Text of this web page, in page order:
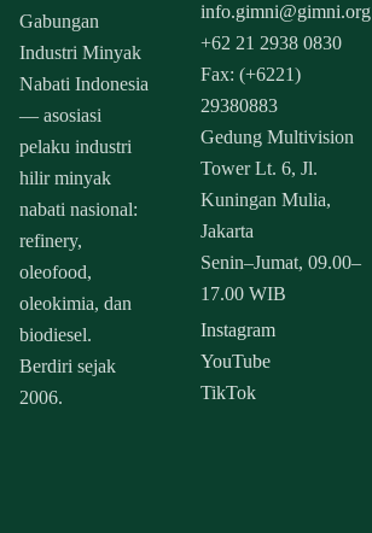
Gabungan
Industri Minyak
Nabati Indonesia
— asosiasi
pelaku industri
hilir minyak
nabati nasional:
refinery,
oleofood,
oleokimia, dan
biodiesel.
Berdiri sejak
2006.
info.gimni@gimni.org
+62 21 2938 0830
Fax: (+6221)
29380883
Gedung Multivision
Tower Lt. 6, Jl.
Kuningan Mulia,
Jakarta
Senin–Jumat, 09.00–
17.00 WIB
Instagram
YouTube
TikTok